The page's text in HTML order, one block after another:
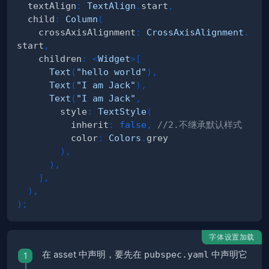
  textAlign
: TextAlign . start ,
  child
: Column (
    crossAxisAlignment
: CrossAxisAlignment .
start ,
    children
: <Widget>[
Text ( "hello world" ) ,
Text ( "I am Jack" ) ,
Text ( "I am Jack" ,
        style
: TextStyle(
          inherit
: false ,
//2.不继承默认样式
          color
: Colors .
) ,
) ,
] ,
) ,
) ;
字体设置加载
在 asset 中声明，要先在 pubspec.yaml 中声明它